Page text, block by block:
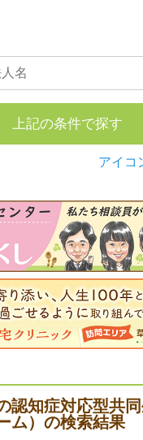
上記の条件で探す
アイコ
認知症対応型共
ム）の検索結果